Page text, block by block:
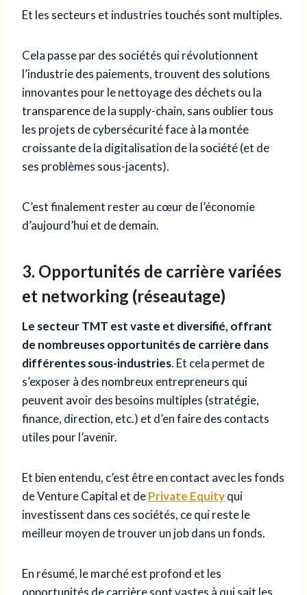
Et les secteurs et industries touchés sont multiples.
Cela passe par des sociétés qui révolutionnent
l’industrie des paiements, trouvent des solutions
innovantes pour le nettoyage des déchets ou la
transparence de la supply-chain, sans oublier tous
les projets de cybersécurité face à la montée
croissante de la digitalisation de la société (et de
ses problèmes sous-jacents).
C’est finalement rester au cœur de l’économie
d’aujourd’hui et de demain.
3. Opportunités de carrière variées
et networking (réseautage)
Le secteur TMT est vaste et diversifié, offrant
de nombreuses opportunités de carrière dans
différentes sous-industries. Et cela permet de
s’exposer à des nombreux entrepreneurs qui
peuvent avoir des besoins multiples (stratégie,
finance, direction, etc.) et d’en faire des contacts
utiles pour l’avenir.
Et bien entendu, c’est être en contact avec les fonds
de Venture Capital et dePrivate Equityqui
investissent dans ces sociétés, ce qui reste le
meilleur moyen de trouver un job dans un fonds.
En résumé, le marché est profond et les
opportunités de carrière sont vastes à qui sait les